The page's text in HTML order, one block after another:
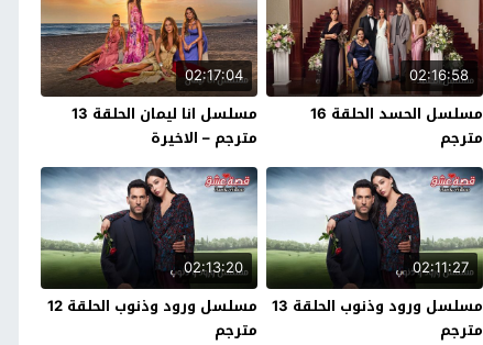
02:16:58
مسلسل الحسد الحلقة 16
مترجم
02:17:04
مسلسل انا ليمان الحلقة 13
مترجم – الاخيرة
02:11:27
مسلسل ورود وذنوب الحلقة 13
مترجم
02:13:20
مسلسل ورود وذنوب الحلقة 12
مترجم